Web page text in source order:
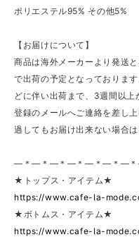
ポリエステル95% その他5%
【お届けについて】
商品は海外メーカーより発送
で出荷の予定となっておりま
どに伴い出荷まで、3週間以
登録のメールへご連絡を差し
過してもお届け出来ない場合
—＊—＊—＊—＊—＊—＊—
★トップス・アイテム★
https://www.cafe-la-
★ボトムス・アイテム★
https://www.cafe-la-